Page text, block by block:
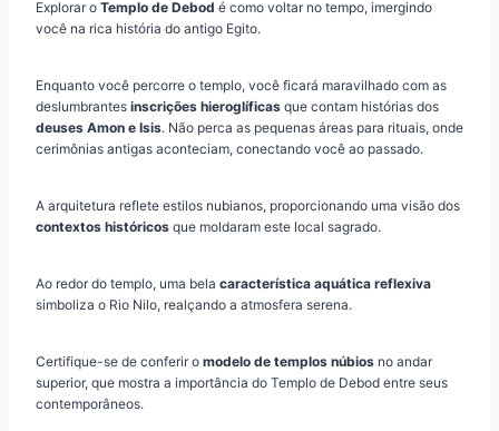
Explorar o Templo de Debod é como voltar no tempo, imergindo
você na rica história do antigo Egito.
Enquanto você percorre o templo, você ficará maravilhado com as
deslumbrantes inscrições hieroglíficas que contam histórias dos
deuses Amon e Isis. Não perca as pequenas áreas para rituais, onde
cerimônias antigas aconteciam, conectando você ao passado.
A arquitetura reflete estilos nubianos, proporcionando uma visão dos
contextos históricos que moldaram este local sagrado.
Ao redor do templo, uma bela característica aquática reflexiva
simboliza o Rio Nilo, realçando a atmosfera serena.
Certifique-se de conferir o modelo de templos núbios no andar
superior, que mostra a importância do Templo de Debod entre seus
contemporâneos.